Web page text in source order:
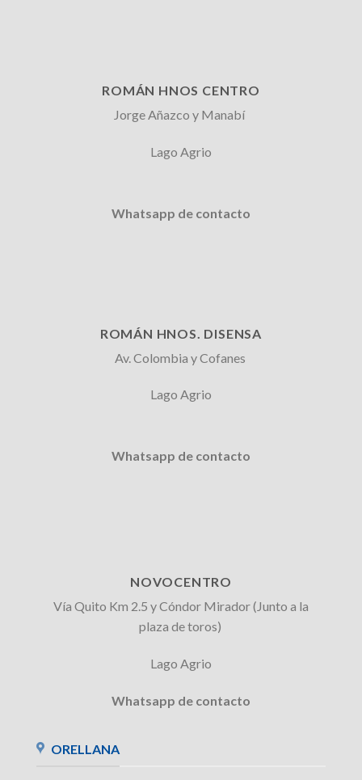
ROMÁN HNOS CENTRO
Jorge Añazco y Manabí
Lago Agrio
Whatsapp de contacto
ROMÁN HNOS. DISENSA
Av. Colombia y Cofanes
Lago Agrio
Whatsapp de contacto
NOVOCENTRO
Vía Quito Km 2.5 y Cóndor Mirador (Junto a la
plaza de toros)
Lago Agrio
Whatsapp de contacto
ORELLANA